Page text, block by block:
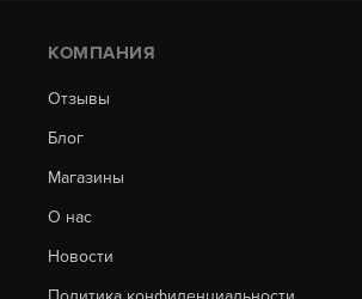
КОМПАНИЯ
Отзывы
Блог
Магазины
О нас
Новости